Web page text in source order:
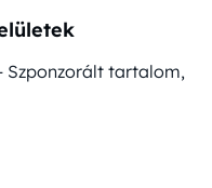
Szponzorált tartalom,